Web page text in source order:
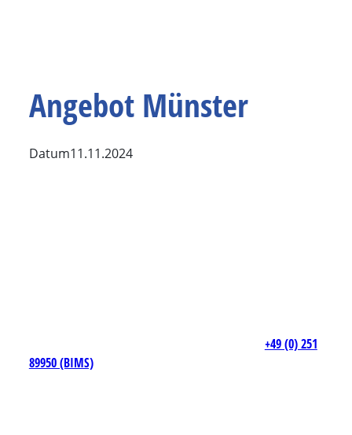
Angebot Münster
Datum11.11.2024
+49 (0) 251
89950 (BIMS)